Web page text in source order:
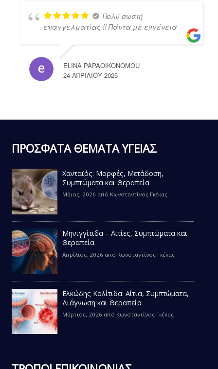
Πολύ σωστή
επαγγελματίας !! Πάντα με ευγένεια
ELINA PAPAOIKONOMOU
24 ΑΠΡΙΛΊΟΥ 2025
ΠΡΟΣΦΑΤΑ ΘΕΜΑΤΑ ΥΓΕΙΑΣ
Χανταϊός: Μορφές, Μετάδοση,
Συμπτώματα και Θεραπεία
Μάιος, 2026 από Κωνσταντίνος Γκέκας
Μηνιγγίτιδα – Αιτίες, Συμπτώματα και
Θεραπεία
Απρίλιος, 2026 από Κωνσταντίνος Γκέκας
Ελκώδης Κολίτιδα: Αίτια, Συμπτώματα,
Διάγνωση και Θεραπεία
Μάρτιος, 2026 από Κωνσταντίνος Γκέκας